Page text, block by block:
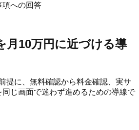
項への回答
月10万円に近づける導
提に、無料確認から料金確認、実サ
じ画面で迷わず進めるための導線で